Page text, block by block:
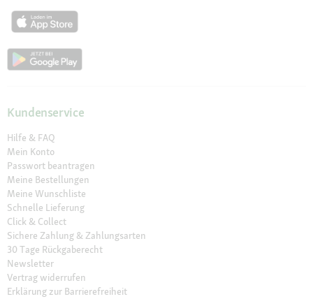
Kundenservice
Hilfe & FAQ
Mein Konto
Passwort beantragen
Meine Bestellungen
Meine Wunschliste
Schnelle Lieferung
Click & Collect
Sichere Zahlung & Zahlungsarten
30 Tage Rückgaberecht
Newsletter
Vertrag widerrufen
Erklärung zur Barrierefreiheit